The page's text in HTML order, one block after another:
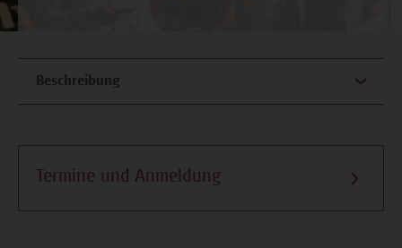
Beschreibung
Termine und Anmeldung